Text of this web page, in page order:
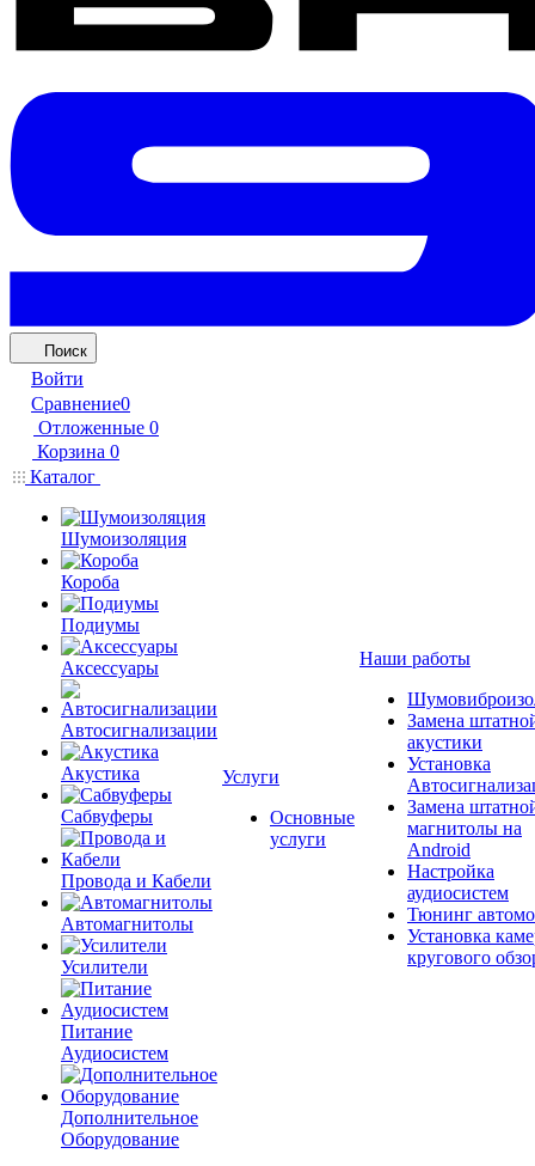
Поиск
Войти
Сравнение0
Отложенные 0
Корзина 0
Каталог
Шумоизоляция
Короба
Подиумы
Аксессуары
Автосигнализации
Акустика
Сабвуферы
Провода и Кабели
Автомагнитолы
Усилители
Питание
Аудиосистем
Дополнительное
Оборудование
Услуги
Основные
услуги
Наши работы
Замена
акустики
Установка
Замена
магнитолы на
Android
Настройка
аудиосистем
Тюнинг
Установка
кругового